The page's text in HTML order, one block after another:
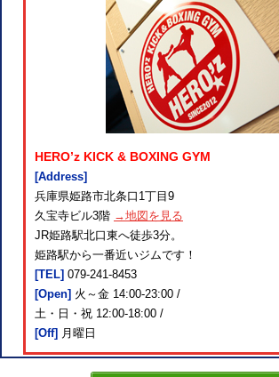
HERO’z KICK & BOXING GYM
[Address]
兵庫県姫路市北条口1丁目9
久宝寺ビル3階 →地図を見る
JR姫路駅北口東へ徒歩3分。
姫路駅から一番近いジムです！
[TEL] 079-241-8453
[Open] 火～金 14:00-23:00 /
土・日・祝 12:00-18:00 /
[Off] 月曜日